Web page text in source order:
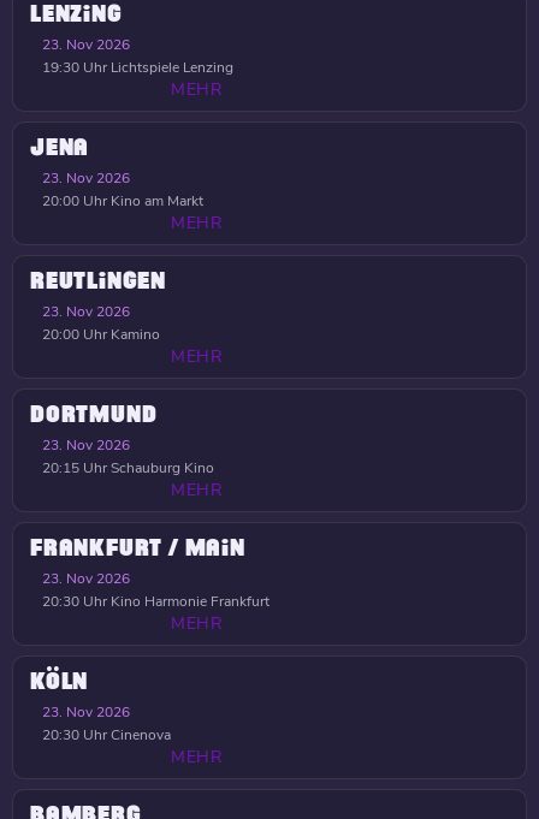
LENZING
23. Nov 2026
19:30 Uhr Lichtspiele Lenzing
MEHR
JENA
23. Nov 2026
20:00 Uhr Kino am Markt
MEHR
REUTLINGEN
23. Nov 2026
20:00 Uhr Kamino
MEHR
DORTMUND
23. Nov 2026
20:15 UhrSchauburg Kino
MEHR
FRANKFURT / MAIN
23. Nov 2026
20:30 Uhr Kino Harmonie Frankfurt
MEHR
KÖLN
23. Nov 2026
20:30 UhrCinenova
MEHR